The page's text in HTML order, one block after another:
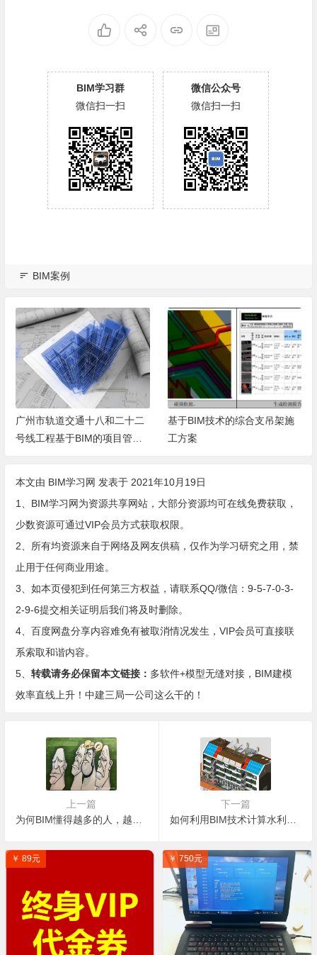
BIM学习群
微信扫一扫
微信公众号
微信扫一扫
BIM案例
广州市轨道交通十八和二十二
号线工程基于BIM的项目管理
基于BIM技术的综合支吊架施
工方案
本文由 BIM学习网 发表于 2021年10月19日
1、BIM学习网为资源共享网站，大部分资源均可在线免费获取，
少数资源可通过VIP会员方式获取权限。
2、所有均资源来自于网络及网友供稿，仅作为学习研究之用，禁
止用于任何商业用途。
3、如本页侵犯到任何第三方权益，请联系QQ/微信：9-5-7-0-3-
2-9-6提交相关证明后我们将及时删除。
4、百度网盘分享内容难免有被取消情况发生，VIP会员可直接联
系索取和谐内容。
5、 转载请务必保留本文链接： 多软件+模型无缝对接，BIM建模
效率直线上升！中建三局一公司这么干的！
上一篇
下一篇
￥ 89元 ￥ 750元